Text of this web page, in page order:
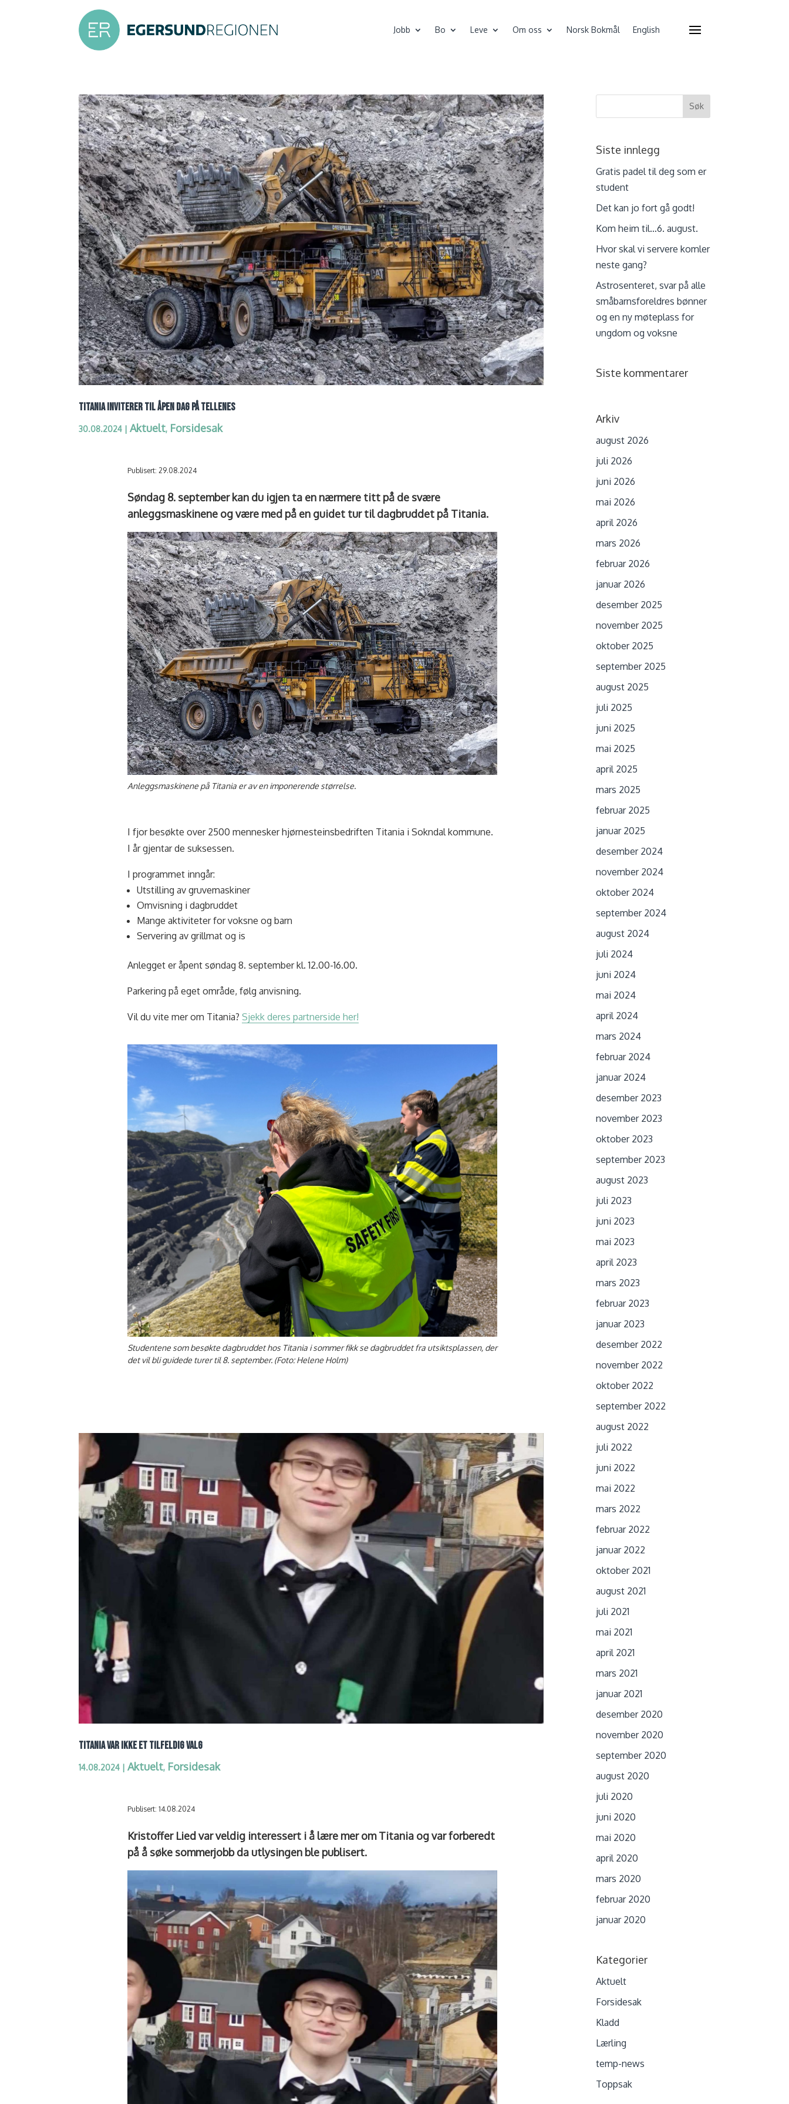
Jobb Bo Leve Om oss Norsk Bokmål English
TITANIA INVITERER TIL ÅPEN DAG PÅ TELLENES
30.08.2024 |Aktuelt, Forsidesak
Publisert: 29.08.2024
Søndag 8. september kan du igjen ta en nærmere titt på de svære
anleggsmaskinene og være med på en guidet tur til dagbruddet på Titania.
Anleggsmaskinene på Titania er av en imponerende størrelse.
I fjor besøkte over 2500 mennesker hjørnesteinsbedriften Titania i Sokndal kommune.
I år gjentar de suksessen.
I programmet inngår:
Utstilling av gruvemaskiner
Omvisning i dagbruddet
Mange aktiviteter for voksne og barn
Servering av grillmat og is
Anlegget er åpent søndag 8. september kl. 12.00-16.00.
Parkering på eget område, følg anvisning.
Vil du vite mer om Titania?Sjekk deres partnerside her!
Studentene som besøkte dagbruddet hos Titania i sommer fikk se dagbruddet fra utsiktsplassen, der
det vil bli guidede turer til 8. september. (Foto: Helene Holm)
TITANIA VAR IKKE ET TILFELDIG VALG
14.08.2024 |Aktuelt, Forsidesak
Publisert: 14.08.2024
Kristoffer Lied var veldig interessert i å lære mer om Titania og var forberedt
på å søke sommerjobb da utlysingen ble publisert.
Siste innlegg
Gratis padel til deg som er
student
Det kan jo fort gå godt!
Kom heim til…6. august.
Hvor skal vi servere komler
neste gang?
Astrosenteret, svar på alle
småbarnsforeldres bønner
og en ny møteplass for
ungdom og voksne
Siste kommentarer
Arkiv
august 2026
juli 2026
juni 2026
mai 2026
april 2026
mars 2026
februar 2026
januar 2026
desember 2025
november 2025
oktober 2025
september 2025
august 2025
juli 2025
juni 2025
mai 2025
april 2025
mars 2025
februar 2025
januar 2025
desember 2024
november 2024
oktober 2024
september 2024
august 2024
juli 2024
juni 2024
mai 2024
april 2024
mars 2024
februar 2024
januar 2024
desember 2023
november 2023
oktober 2023
september 2023
august 2023
juli 2023
juni 2023
mai 2023
april 2023
mars 2023
februar 2023
januar 2023
desember 2022
november 2022
oktober 2022
september 2022
august 2022
juli 2022
juni 2022
mai 2022
mars 2022
februar 2022
januar 2022
oktober 2021
august 2021
juli 2021
mai 2021
april 2021
mars 2021
januar 2021
desember 2020
november 2020
september 2020
august 2020
juli 2020
juni 2020
mai 2020
april 2020
mars 2020
februar 2020
januar 2020
Kategorier
Aktuelt
Forsidesak
Kladd
Lærling
temp-news
Toppsak